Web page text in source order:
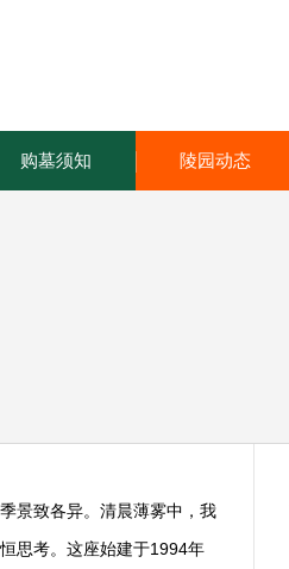
购墓须知 陵园动态
景致各异。清晨薄雾中，我
思考。这座始建于1994年